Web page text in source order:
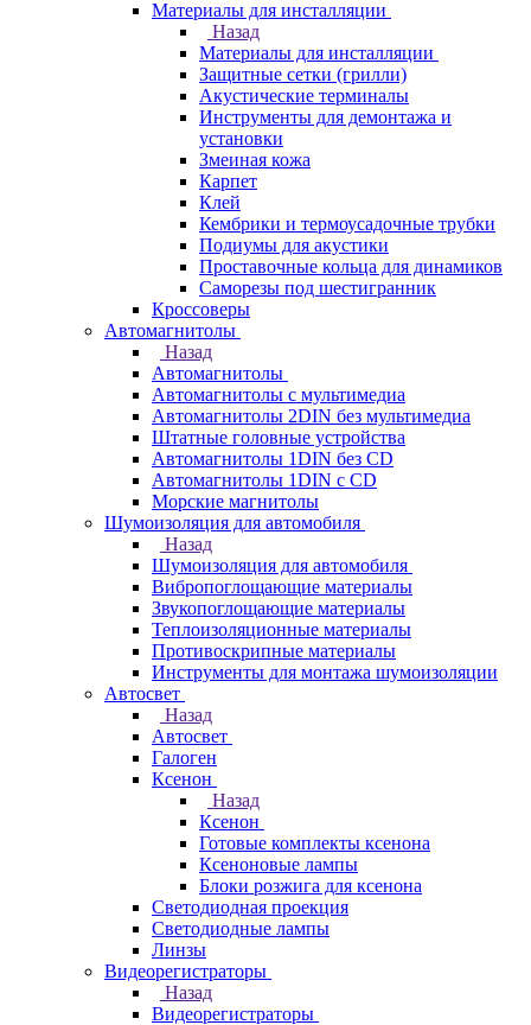
Материалы для инсталляции
Назад
Материалы для инсталляции
Защитные сетки (грилли)
Акустические терминалы
Инструменты для демонтажа и
установки
Змеиная кожа
Карпет
Клей
Кембрики и термоусадочные трубки
Подиумы для акустики
Проставочные кольца для динамиков
Саморезы под шестигранник
Кроссоверы
Автомагнитолы
Назад
Автомагнитолы
Автомагнитолы с мультимедиа
Автомагнитолы 2DIN без мультимедиа
Штатные головные устройства
Автомагнитолы 1DIN без CD
Автомагнитолы 1DIN с CD
Морские магнитолы
Шумоизоляция для автомобиля
Назад
Шумоизоляция для автомобиля
Вибропоглощающие материалы
Звукопоглощающие материалы
Теплоизоляционные материалы
Противоскрипные материалы
Инструменты для монтажа шумоизоляции
Автосвет
Назад
Автосвет
Галоген
Ксенон
Назад
Ксенон
Готовые комплекты ксенона
Ксеноновые лампы
Блоки розжига для ксенона
Светодиодная проекция
Светодиодные лампы
Линзы
Видеорегистраторы
Назад
Видеорегистраторы